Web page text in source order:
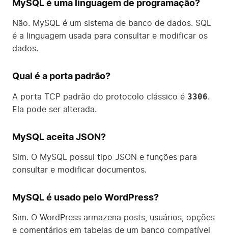
MySQL é uma linguagem de programação?
Não. MySQL é um sistema de banco de dados. SQL
é a linguagem usada para consultar e modificar os
dados.
Qual é a porta padrão?
A porta TCP padrão do protocolo clássico é 3306.
Ela pode ser alterada.
MySQL aceita JSON?
Sim. O MySQL possui tipo JSON e funções para
consultar e modificar documentos.
MySQL é usado pelo WordPress?
Sim. O WordPress armazena posts, usuários, opções
e comentários em tabelas de um banco compatível